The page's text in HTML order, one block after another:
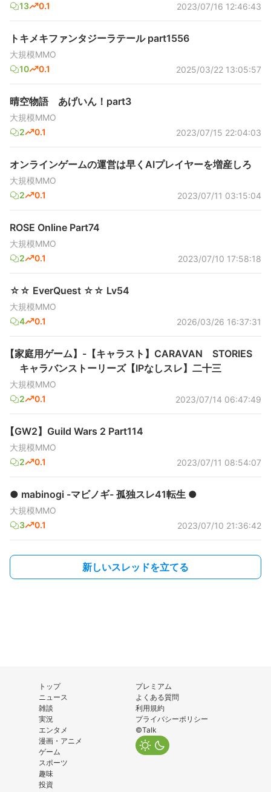
13
0.1 2023/07/16 12:46:43
トキメキファンタジーラテール part1556
大規模MMO
10
0.1 2025/03/22 13:05:57
晴空物語 あげいん！part3
大規模MMO
2
0.1 2023/07/15 22:04:03
オンラインゲームの運営は早くAIプレイヤーを増産しろ
大規模MMO
2
0.1 2023/07/11 03:15:04
ROSE Online Part74
大規模MMO
2
0.1 2023/07/10 17:58:18
☆☆ EverQuest ☆☆ Lv54
大規模MMO
4
0.1 2026/03/26 16:37:31
【家庭用ゲーム】-【キャラスト】CARAVAN STORIES
キャラバンストーリーズ【IPなしスレ】二十三
大規模MMO
2
0.1 2023/07/14 06:47:49
【GW2】Guild Wars 2 Part114
大規模MMO
2
0.1 2023/07/11 08:54:07
● mabinogi -マビノギ- 孤独スレ41転生 ●
大規模MMO
3
0.1 2023/07/10 21:36:42
新しいスレッドを立てる
トップ
ニュース
雑談
実況
エンタメ
漫画・アニメ
ゲーム
スポーツ
趣味
投資
プレミアム
よくある質問
利用規約
プライバシーポリシー
©Talk